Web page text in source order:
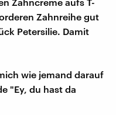
Zahnreihe gut
Petersilie. Damit
wie jemand darauf
"Ey, du hast da